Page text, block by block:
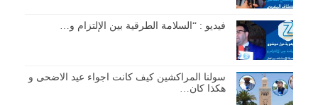
فيديو : “السلامة الطرقية بين الإلتزام و…
سولنا المراكشين كيف كانت اجواء عيد الاضحى و
هكذا كان…